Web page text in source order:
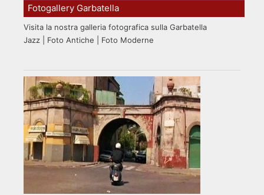
Fotogallery Garbatella
Visita la nostra galleria fotografica sulla Garbatella
Jazz | Foto Antiche | Foto Moderne